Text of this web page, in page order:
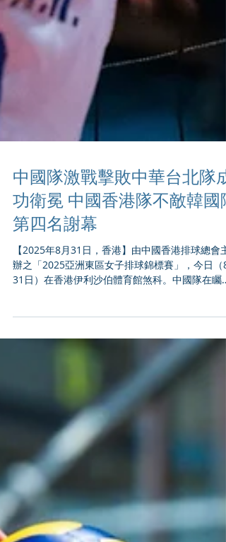
中國隊激戰擊敗中華台北隊成
功衛冕 中國香港隊不敵韓國
第四名謝幕
【2025年8月31日，香港】由中國香港排球總會主
31日）在香港伊利沙伯體育館煞科。中國隊在矚目
之下以局數3：1擊敗對手成功衛冕。中國香港隊則
在季軍賽不敵韓國隊，以第四名在主場謝幕...